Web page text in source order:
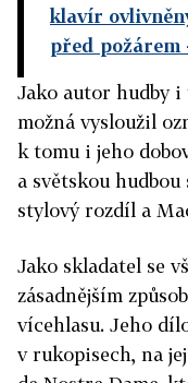
klavír
před požárem
Jako autor hudby
možná vysloužil
k tomu i jeho
a světskou
stylový rozdíl a
Jako skladatel se
zásadnějším
vícehlasu. Jeho
v rukopisech, na